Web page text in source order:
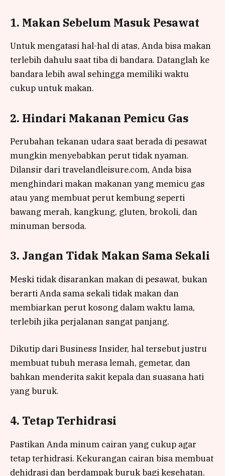
1. Makan Sebelum Masuk Pesawat
Untuk mengatasi hal-hal di atas, Anda bisa makan
terlebih dahulu saat tiba di bandara. Datanglah ke
bandara lebih awal sehingga memiliki waktu
cukup untuk makan.
2. Hindari Makanan Pemicu Gas
Perubahan tekanan udara saat berada di pesawat
mungkin menyebabkan perut tidak nyaman.
Dilansir dari travelandleisure.com, Anda bisa
menghindari makan makanan yang memicu gas
atau yang membuat perut kembung seperti
bawang merah, kangkung, gluten, brokoli, dan
minuman bersoda.
3. Jangan Tidak Makan Sama Sekali
Meski tidak disarankan makan di pesawat, bukan
berarti Anda sama sekali tidak makan dan
membiarkan perut kosong dalam waktu lama,
terlebih jika perjalanan sangat panjang.
Dikutip dari Business Insider, hal tersebut justru
membuat tubuh merasa lemah, gemetar, dan
bahkan menderita sakit kepala dan suasana hati
yang buruk.
4. Tetap Terhidrasi
Pastikan Anda minum cairan yang cukup agar
tetap terhidrasi. Kekurangan cairan bisa membuat
dehidrasi dan berdampak buruk bagi kesehatan.